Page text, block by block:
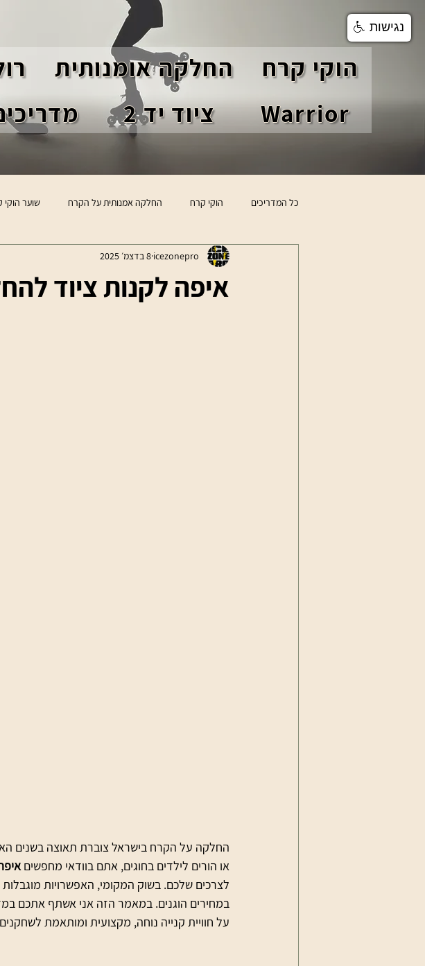
הוקי קרח החלקה אומנותית
Warrior
ציוד יד 2
כל המדריכים הוקי קרח החלקה אמנותית על הקרח שוער הוקי
טיפים לשחקני הוקי סקירת מוצרים
איפה לקנות ציוד
icezonepro 8 בדצמ׳ 2025
החלקה על הקרח בישראל צוברת תאוצה בשנים
או הורים לילדים בחוגים, אתם בוודאי מחפשים
לצרכים שלכם. בשוק המקומי, האפשרויות מוגבלות
במחירים הוגנים. במאמר הזה אני אשתף אתכם
על חוויית קנייה נוחה, מקצועית ומותאמת
נגישות